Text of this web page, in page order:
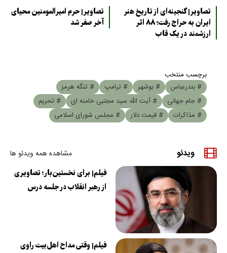
تصاویر| گنجینه‌ای از تاریخ هنر
ایران به حراج رفت؛ ۸۸ اثر
ارزشمند در یک قاب
تصاویر| حرم امیرالمومنین محیای
آخر صفر شد
برچسب منتخب
# بندرعباس
# بوشهر # ترامپ
# تنگه هرمز
# جام جهانی
# آیت الله سید مجتبی خامنه ای
# تحریم
# مذاکرات
# قیمت دلار # مجلس شورای اسلامی
ویدئو مشاهده همه ویدئو ها
فیلم| برای نخستین‌بار؛ تصاویری
از رهبر انقلاب در جلسه درس
فیلم| وقتی مداح اهل‌بیت راوی